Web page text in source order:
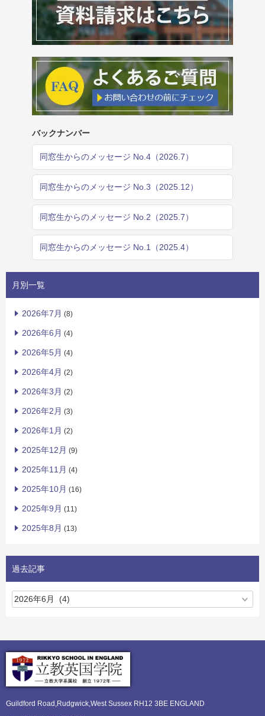
バックナンバー
同窓生からのメッセージ No.4（2026.7）
同窓生からのメッセージ No.3（2025.12）
同窓生からのメッセージ No.2（2025.7）
同窓生からのメッセージ No.1（2025.4）
月別一覧
2026年7月 (8)
2026年6月 (4)
2026年5月 (4)
2026年4月 (2)
2026年3月 (2)
2026年2月 (3)
2026年1月 (2)
2025年12月 (9)
2025年11月 (4)
2025年10月 (16)
2025年9月 (11)
2025年8月 (13)
過去記事
Guildford Road,Rudgwick,West Sussex RH12 3BE ENGLAND